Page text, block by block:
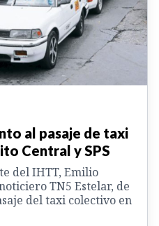
al pasaje de taxi
Central y SPS
del IHTT, Emilio
TN5 Estelar, de
del taxi colectivo en